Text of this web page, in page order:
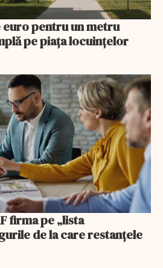
pentru un metru
pe piața locuințelor
firma pe „lista
de la care restanțele